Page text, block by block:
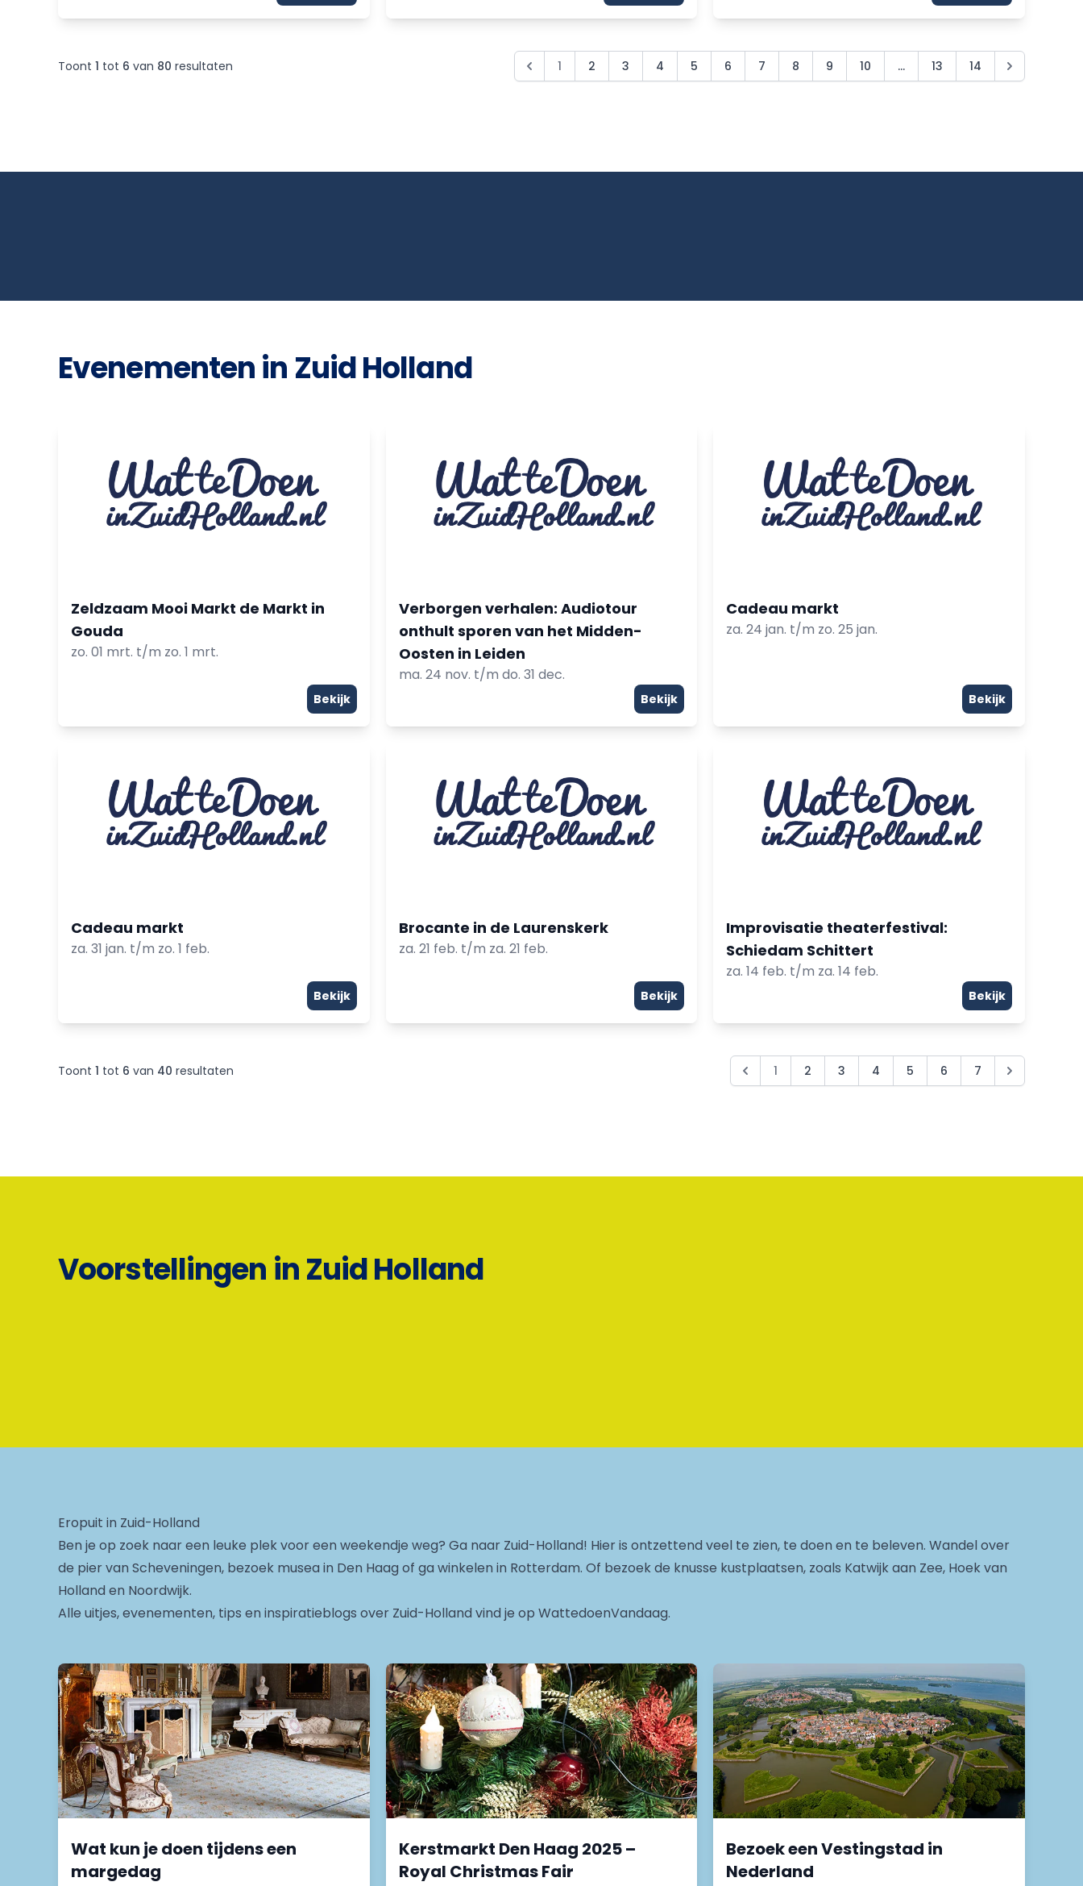
Toont 1 tot 6 van 80 resultaten 1 2 3 4 5 6 7 8 9 10 ... 13 14
Evenementen in Zuid Holland
Zeldzaam Mooi Markt de Markt in
Gouda
zo. 01 mrt. t/m zo. 1 mrt.
Bekijk
Verborgen verhalen: Audiotour
onthult sporen van het Midden-
Oosten in Leiden
ma. 24 nov. t/m do. 31 dec.
Bekijk
Cadeau markt
za. 24 jan. t/m zo. 25 jan.
Bekijk
Cadeau markt
za. 31 jan. t/m zo. 1 feb.
Bekijk
Brocante in de Laurenskerk
za. 21 feb. t/m za. 21 feb.
Bekijk
Improvisatie theaterfestival:
Schiedam Schittert
za. 14 feb. t/m za. 14 feb.
Bekijk
Toont 1 tot 6 van 40 resultaten 1 2 3 4 5 6 7
Voorstellingen in Zuid Holland
Eropuit in Zuid-Holland
Ben je op zoek naar een leuke plek voor een weekendje weg? Ga naar Zuid-Holland! Hier is ontzettend veel te zien, te doen en te beleven. Wandel over
de pier van Scheveningen, bezoek musea in Den Haag of ga winkelen in Rotterdam. Of bezoek de knusse kustplaatsen, zoals Katwijk aan Zee, Hoek van
Holland en Noordwijk.
Alle uitjes, evenementen, tips en inspiratieblogs over Zuid-Holland vind je op WattedoenVandaag.
Wat kun je doen tijdens een
margedag
Kerstmarkt Den Haag 2025 –
Royal Christmas Fair
Bezoek een Vestingstad in
Nederland